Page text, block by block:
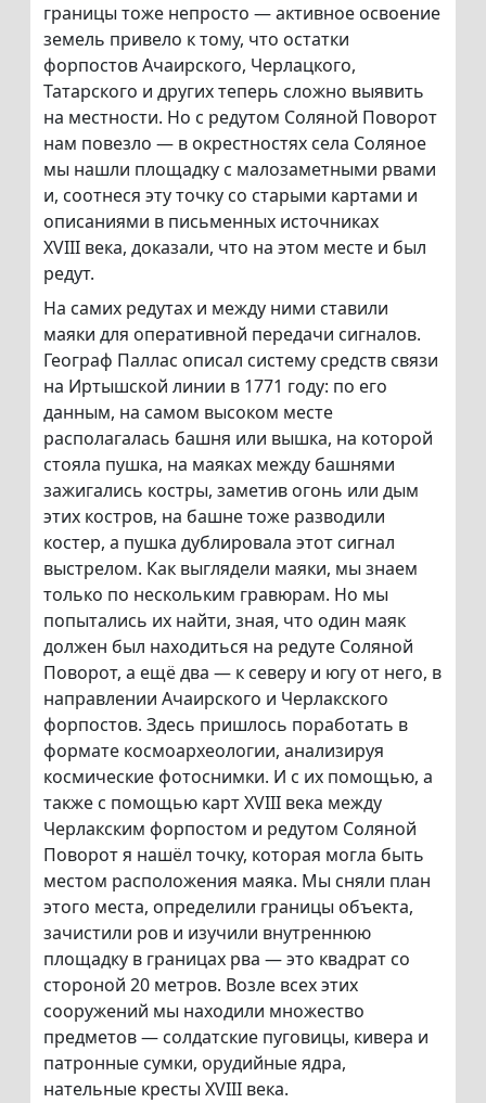
границы тоже непросто — активное освоение
земель привело к тому, что остатки
форпостов Ачаирского, Черлацкого,
Татарского и других теперь сложно выявить
на местности. Но с редутом Соляной Поворот
нам повезло — в окрестностях села Соляное
мы нашли площадку с малозаметными рвами
и, соотнеся эту точку со старыми картами и
описаниями в письменных источниках
XVIII века, доказали, что на этом месте и был
редут.
На самих редутах и между ними ставили
маяки для оперативной передачи сигналов.
Географ Паллас описал систему средств связи
на Иртышской линии в 1771 году: по его
данным, на самом высоком месте
располагалась башня или вышка, на которой
стояла пушка, на маяках между башнями
зажигались костры, заметив огонь или дым
этих костров, на башне тоже разводили
костер, а пушка дублировала этот сигнал
выстрелом. Как выглядели маяки, мы знаем
только по нескольким гравюрам. Но мы
попытались их найти, зная, что один маяк
должен был находиться на редуте Соляной
Поворот, а ещё два — к северу и югу от него, в
направлении Ачаирского и Черлакского
форпостов. Здесь пришлось поработать в
формате космоархеологии, анализируя
космические фотоснимки. И с их помощью, а
также с помощью карт XVIII века между
Черлакским форпостом и редутом Соляной
Поворот я нашёл точку, которая могла быть
местом расположения маяка. Мы сняли план
этого места, определили границы объекта,
зачистили ров и изучили внутреннюю
площадку в границах рва — это квадрат со
стороной 20 метров. Возле всех этих
сооружений мы находили множество
предметов — солдатские пуговицы, кивера и
патронные сумки, орудийные ядра,
нательные кресты XVIII века.